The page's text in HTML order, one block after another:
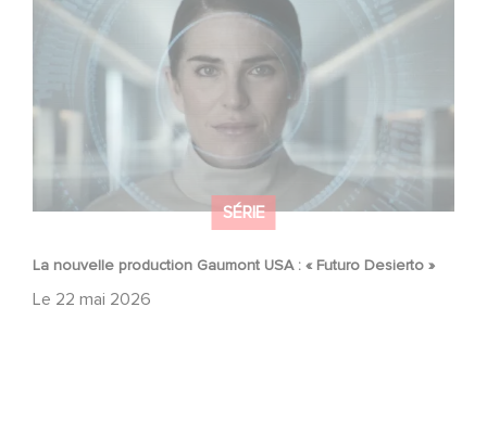
SÉRIE
La nouvelle production Gaumont USA : « Futuro Desierto »
Le 22 mai 2026